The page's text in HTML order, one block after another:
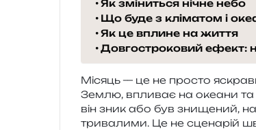
Як зміниться нічне небо
Що буде з кліматом і
Як це вплине на життя
Довгостроковий ефект:
Місяць — це не про­сто
Землю, впли­ває на оке­а­ни та
він зник або був зни­ще­ний,
три­ва­ли­ми. Це не сце­на­рій